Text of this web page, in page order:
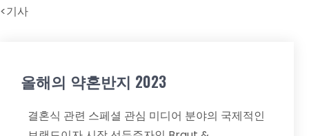
<기사
올해의 약혼반지 2023
결혼식 관련 스페셜 관심 미디어 분야의 국제적인